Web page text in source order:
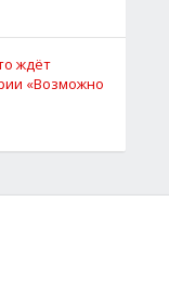
ждёт
«Возможно